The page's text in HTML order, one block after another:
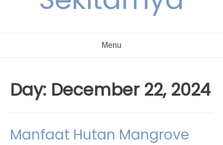
Menu
Day: December 22, 2024
Manfaat Hutan Mangrove